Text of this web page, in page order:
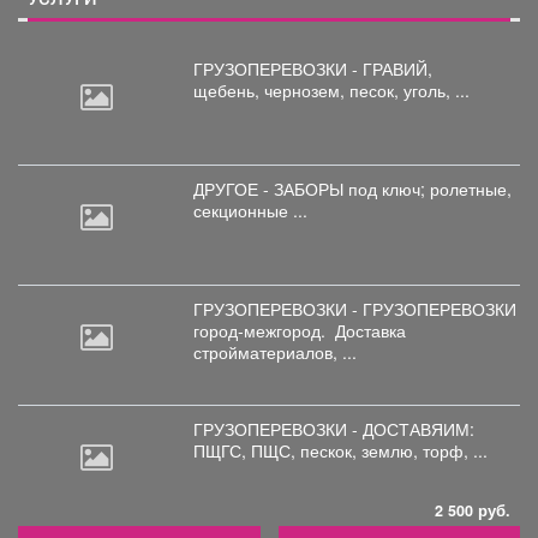
ГРУЗОПЕРЕВОЗКИ - ГРАВИЙ,
щебень, чернозем, песок, уголь, ...
ДРУГОЕ - ЗАБОРЫ под ключ; ролетные,
секционные ...
ГРУЗОПЕРЕВОЗКИ - ГРУЗОПЕРЕВОЗКИ
город-межгород. Доставка
стройматериалов, ...
ГРУЗОПЕРЕВОЗКИ - ДОСТАВЯИМ:
ПЩГС, ПЩС, пескок, землю, торф, ...
2 500 руб.